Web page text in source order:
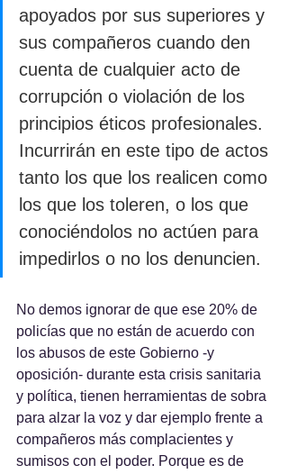
apoyados por sus superiores y
sus compañeros cuando den
cuenta de cualquier acto de
corrupción o violación de los
principios éticos profesionales.
Incurrirán en este tipo de actos
tanto los que los realicen como
los que los toleren, o los que
conociéndolos no actúen para
impedirlos o no los denuncien.
No demos ignorar de que ese 20% de
policías que no están de acuerdo con
los abusos de este Gobierno -y
oposición- durante esta crisis sanitaria
y política, tienen herramientas de sobra
para alzar la voz y dar ejemplo frente a
compañeros más complacientes y
sumisos con el poder. Porque es de